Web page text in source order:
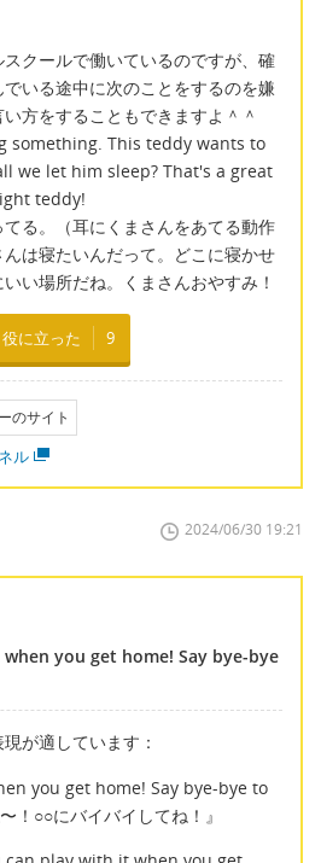
クールで働いているのですが、確
いる途中に次のことをするのを嫌
方をすることもできますよ＾＾
something. This teddy wants to
we let him sleep? That's a great
teddy!
る。（耳にくまさんをあてる動作
は寝たいんだって。どこに寝かせ
い場所だね。くまさんおやすみ！
役に立った 9
のサイト
ル
2024/06/30 19:21
you get home! Say bye-bye
が適しています：
you get home! Say bye-bye to
！○○にバイバイしてね！』